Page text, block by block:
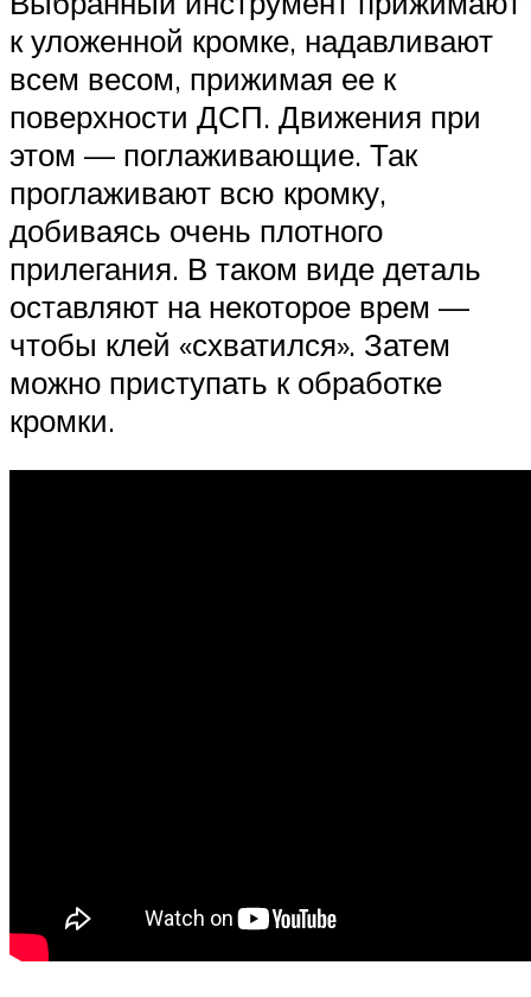
к уложенной кромке, надавливают
всем весом, прижимая ее к
поверхности ДСП. Движения при
этом — поглаживающие. Так
проглаживают всю кромку,
добиваясь очень плотного
прилегания. В таком виде деталь
оставляют на некоторое врем —
чтобы клей «схватился». Затем
можно приступать к обработке
кромки.